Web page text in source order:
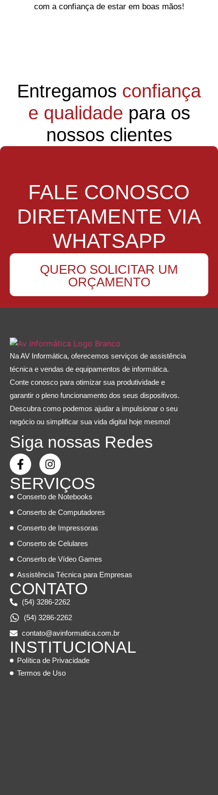
com a confiança de estar em boas mãos!
Entregamos confiança
e qualidade para os
nossos clientes
FALE CONOSCO
DIRETAMENTE VIA
WHATSAPP
QUERO SOLICITAR UM
ORÇAMENTO
Na AV Informática, oferecemos serviços de assistência
técnica e vendas de equipamentos de informática.
Conte conosco para otimizar sua produtividade e
garantir o pleno funcionamento dos seus dispositivos.
Descubra como podemos ajudar a impulsionar o seu
negócio ou simplificar sua vida digital hoje mesmo!
Siga nossas Redes
SERVIÇOS
Conserto de Notebooks
Conserto de Computadores
Conserto de Impressoras
Conserto de Celulares
Conserto de Vídeo Games
Assistência Técnica para Empresas
CONTATO
(54) 3286-2262
(54) 3286-2262
contato@avinformatica.com.br
INSTITUCIONAL
Política de Privacidade
Termos de Uso